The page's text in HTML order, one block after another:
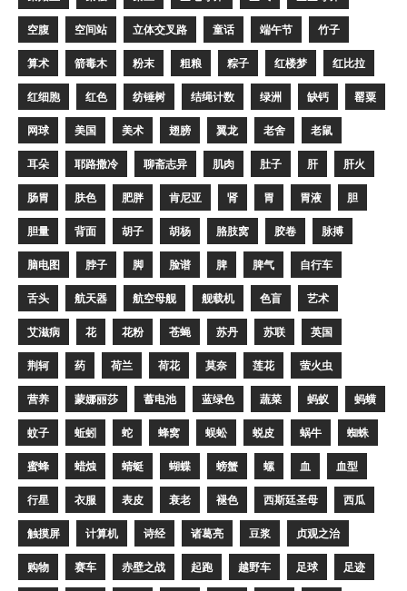
空腹 空间站 立体交叉路 童话 端午节 竹子
算术 箭毒木 粉末 粗粮 粽子 红楼梦 红比拉
红细胞 红色 纺锤树 结绳计数 绿洲 缺钙 罂粟
网球 美国 美术 翅膀 翼龙 老舍 老鼠
耳朵 耶路撒冷 聊斋志异 肌肉 肚子 肝 肝火
肠胃 肤色 肥胖 肯尼亚 肾 胃 胃液 胆
胆量 背面 胡子 胡杨 胳肢窝 胶卷 脉搏
脑电图 脖子 脚 脸谱 脾 脾气 自行车
舌头 航天器 航空母舰 舰载机 色盲 艺术
艾滋病 花 花粉 苍蝇 苏丹 苏联 英国
荆轲 药 荷兰 荷花 莫奈 莲花 萤火虫
营养 蒙娜丽莎 蓄电池 蓝绿色 蔬菜 蚂蚁 蚂蟥
蚊子 蚯蚓 蛇 蜂窝 蜈蚣 蜕皮 蜗牛 蜘蛛
蜜蜂 蜡烛 蜻蜓 蝴蝶 螃蟹 螺 血 血型
行星 衣服 表皮 衰老 褪色 西斯廷圣母 西瓜
触摸屏 计算机 诗经 诸葛亮 豆浆 贞观之治
购物 赛车 赤壁之战 起跑 越野车 足球 足迹